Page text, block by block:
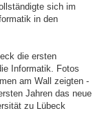
sich im
in den
die ersten
Informatik. Fotos
am Wall zeigten -
Jahren das neue
zu Lübeck